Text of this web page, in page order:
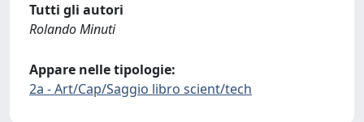
Tutti gli autori
Rolando Minuti
Appare nelle tipologie:
2a - Art/Cap/Saggio libro scient/tech